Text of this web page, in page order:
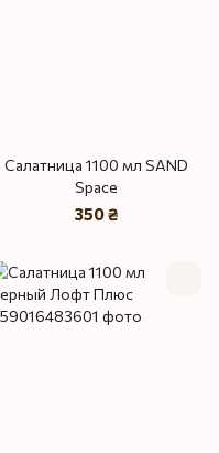
Салатница 1100 мл SAND
Space
350 ₴